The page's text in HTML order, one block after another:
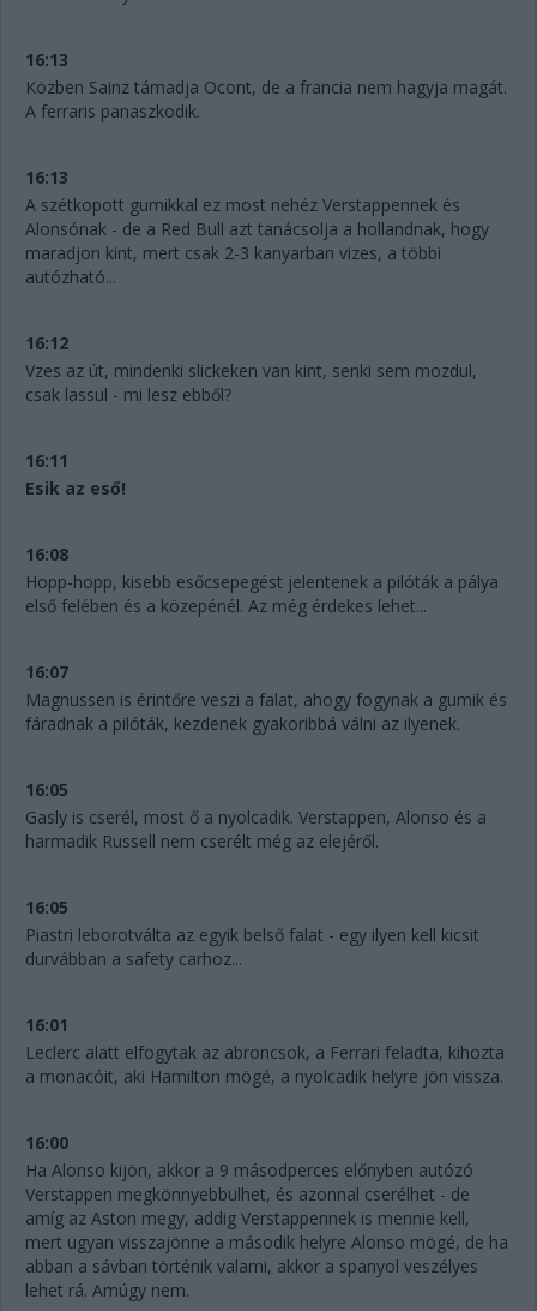
16:13
Közben Sainz támadja Ocont, de a francia nem hagyja magát.
A ferraris panaszkodik.
16:13
A szétkopott gumikkal ez most nehéz Verstappennek és
Alonsónak - de a Red Bull azt tanácsolja a hollandnak, hogy
maradjon kint, mert csak 2-3 kanyarban vizes, a többi
autózható...
16:12
Vzes az út, mindenki slickeken van kint, senki sem mozdul,
csak lassul - mi lesz ebből?
16:11
Esik az eső!
16:08
Hopp-hopp, kisebb esőcsepegést jelentenek a pilóták a pálya
első felében és a közepénél. Az még érdekes lehet...
16:07
Magnussen is érintőre veszi a falat, ahogy fogynak a gumik és
fáradnak a pilóták, kezdenek gyakoribbá válni az ilyenek.
16:05
Gasly is cserél, most ő a nyolcadik. Verstappen, Alonso és a
harmadik Russell nem cserélt még az elejéről.
16:05
Piastri leborotválta az egyik belső falat - egy ilyen kell kicsit
durvábban a safety carhoz...
16:01
Leclerc alatt elfogytak az abroncsok, a Ferrari feladta, kihozta
a monacóit, aki Hamilton mögé, a nyolcadik helyre jön vissza.
16:00
Ha Alonso kijön, akkor a 9 másodperces előnyben autózó
Verstappen megkönnyebbülhet, és azonnal cserélhet - de
amíg az Aston megy, addig Verstappennek is mennie kell,
mert ugyan visszajönne a második helyre Alonso mögé, de ha
abban a sávban történik valami, akkor a spanyol veszélyes
lehet rá. Amúgy nem.